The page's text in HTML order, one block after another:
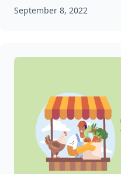
September 8, 2022